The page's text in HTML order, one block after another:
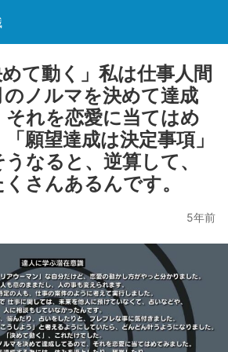
めて動く」私は仕事人間
ノルマを決めて達成
それを恋愛に当てはめ
願望達成は決定事項」
なると、逆算して、
さんあるんです。
5年前